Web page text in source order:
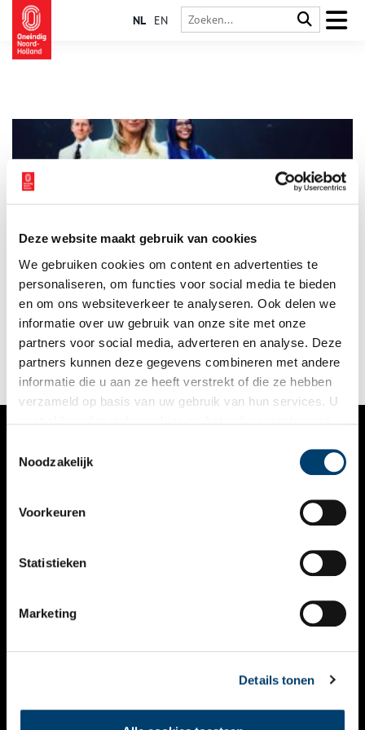
Deze website maakt gebruik van cookies
We gebruiken cookies om content en advertenties te
personaliseren, om functies voor social media te bieden
en om ons websiteverkeer te analyseren. Ook delen we
informatie over uw gebruik van onze site met onze
partners voor social media, adverteren en analyse. Deze
partners kunnen deze gegevens combineren met andere
informatie die u aan ze heeft verstrekt of die ze hebben
verzameld op basis van uw gebruik van hun services. U
Noodzakelijk
Voorkeuren
Statistieken
Marketing
Details tonen
NL EN
Het Scheepvaartmuseum
Op maandag 24 februari opent De Gezonken Meesters in Het
Scheepvaartmuseum. In deze tentoonstelling zijn de winnende
werken uit het gelijknamige televisieprogramma te zien.
Kunstwerken uit het in de achttiende eeuw gezonken schip
Vrouw Maria wordt in deze tentoonstelling nieuw leven
ingeblazen.
2 min
VERHALEN
KALENDER
THEMA’S
VIDEO’S
CONTACT